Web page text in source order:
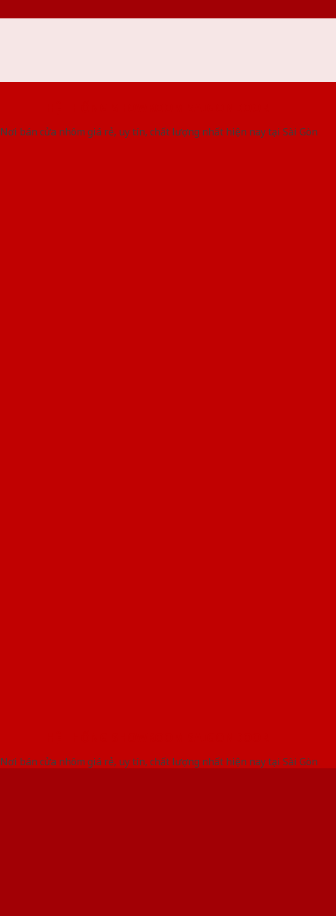
Nơi bán cửa nhôm giá rẻ, uy tín, chất lượng nhất hiện nay tại Sài Gòn
Nơi bán cửa nhôm giá rẻ, uy tín, chất lượng nhất hiện nay tại Sài Gòn